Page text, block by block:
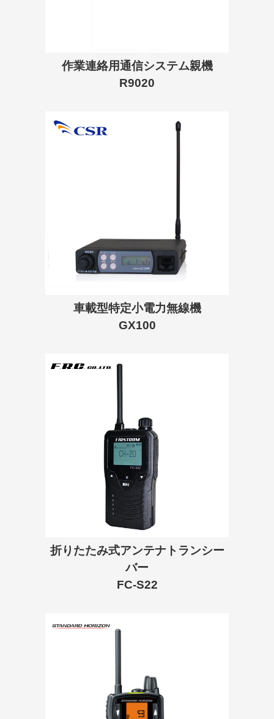
作業連絡用通信システム親機
R9020
車載型特定小電力無線機
GX100
折りたたみ式アンテナトランシー
バー
FC-S22